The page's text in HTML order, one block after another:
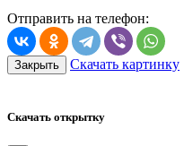
Отправить на телефон:
Закрыть Скачать картинку
Скачать открытку